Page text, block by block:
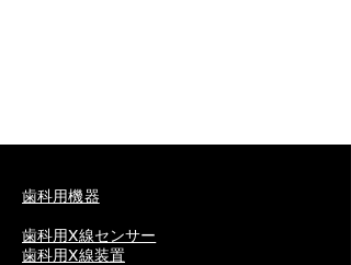
歯科用機器
歯科用X線センサー
歯科用X線装置